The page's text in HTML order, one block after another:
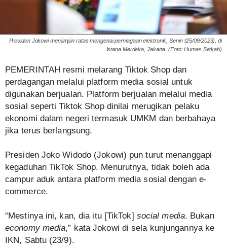
Presiden Jokowi memimpin ratas mengenai perniagaan elektronik, Senin (25/09/2023), di
Istana Merdeka, Jakarta. (Foto: Humas Setkab)
PEMERINTAH resmi melarang Tiktok Shop dan
perdagangan melalui platform media sosial untuk
digunakan berjualan. Platform berjualan melalui media
sosial seperti Tiktok Shop dinilai merugikan pelaku
ekonomi dalam negeri termasuk UMKM dan berbahaya
jika terus berlangsung.
Presiden Joko Widodo (Jokowi) pun turut menanggapi
kegaduhan TikTok Shop. Menurutnya, tidak boleh ada
campur aduk antara platform media sosial dengan e-
commerce.
“Mestinya ini, kan, dia itu [TikTok] social media. Bukan
economy media,” kata Jokowi di sela kunjungannya ke
IKN, Sabtu (23/9).